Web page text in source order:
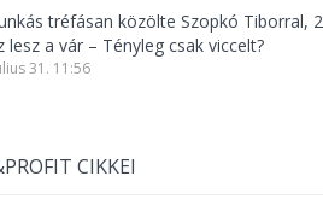
tréfásan közölte Szopkó Tiborral,
lesz a vár – Tényleg csak viccelt?
31. 11:56
CIKKEI